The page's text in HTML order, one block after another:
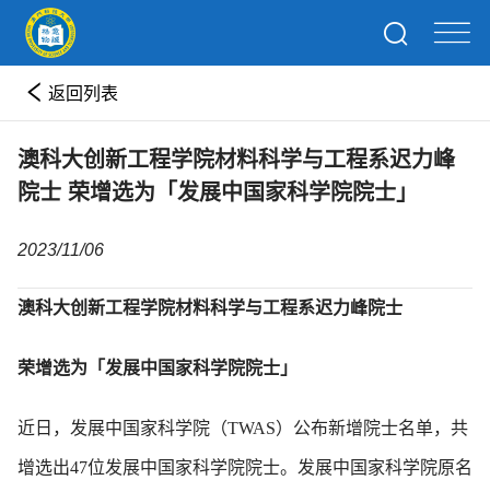
返回列表
澳科大创新工程学院材料科学与工程系迟力峰
院士 荣增选为「发展中国家科学院院士」
2023/11/06
澳科大创新工程学院材料科学与工程系迟力峰院士
荣增选为「发展中国家科学院院士」
近日，发展中国家科学院（TWAS）公布新增院士名单，共
增选出47位发展中国家科学院院士。发展中国家科学院原名